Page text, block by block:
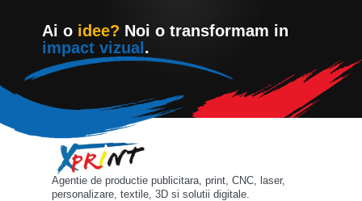
Ai o idee? Noi o transformam in
impact vizual .
Agentie de productie publicitara, print, CNC, laser,
personalizare, textile, 3D si solutii digitale.